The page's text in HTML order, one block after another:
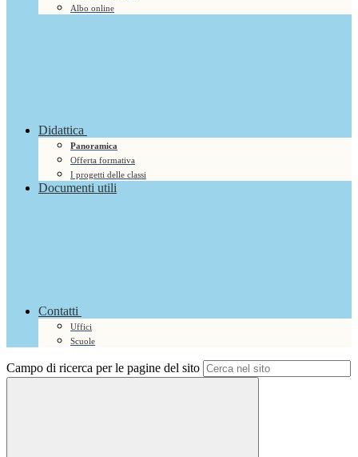
Albo online
Didattica
Panoramica
Offerta formativa
I progetti delle classi
Documenti utili
Contatti
Uffici
Scuole
Campo di ricerca per le pagine del sito